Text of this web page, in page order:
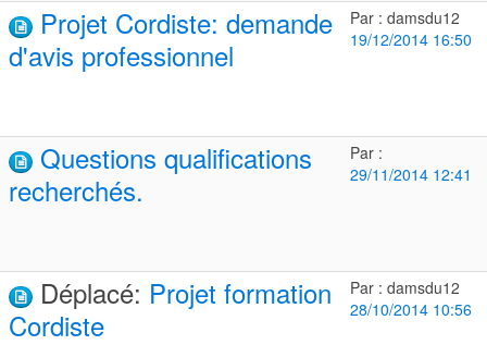
Projet Cordiste: demande
d'avis professionnel
Par : damsdu12
19/12/2014 16:50
Questions qualifications
recherchés.
Par :
29/11/2014 12:41
Déplacé: Projet formation
Cordiste
Par : damsdu12
28/10/2014 10:56